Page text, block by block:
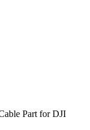
Part for DJI